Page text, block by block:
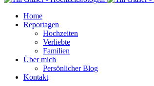
Home
Reportagen
Hochzeiten
Verliebte
Familien
Über mich
Persönlicher Blog
Kontakt